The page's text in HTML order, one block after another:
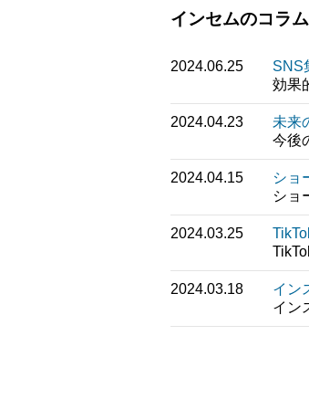
インセムのコラ
2024.06.25
SNS
効果
2024.04.23
未来
今後
2024.04.15
ショ
ショ
2024.03.25
2024.03.18
イン
イン